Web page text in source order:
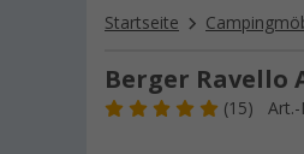
Startseite
Berger Ravello
(15) Art.-